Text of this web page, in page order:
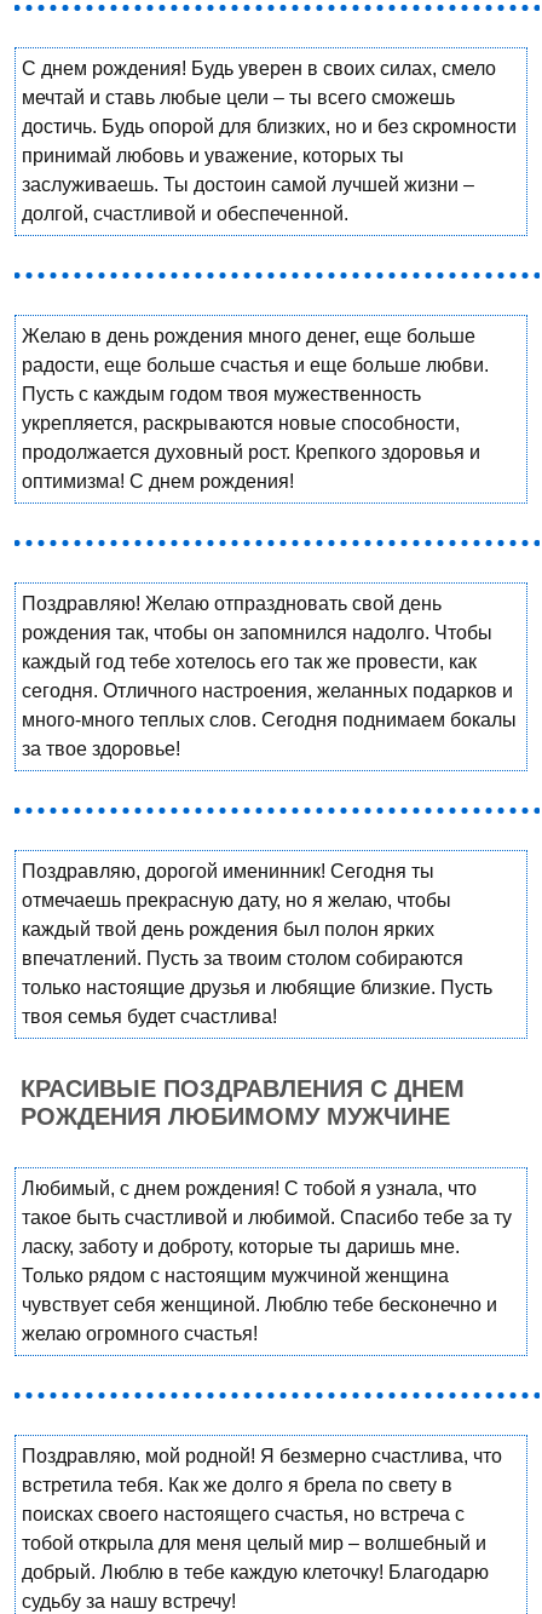
С днем рождения! Будь уверен в своих силах, смело
мечтай и ставь любые цели – ты всего сможешь
достичь. Будь опорой для близких, но и без скромности
принимай любовь и уважение, которых ты
заслуживаешь. Ты достоин самой лучшей жизни –
долгой, счастливой и обеспеченной.
Желаю в день рождения много денег, еще больше
радости, еще больше счастья и еще больше любви.
Пусть с каждым годом твоя мужественность
укрепляется, раскрываются новые способности,
продолжается духовный рост. Крепкого здоровья и
оптимизма! С днем рождения!
Поздравляю! Желаю отпраздновать свой день
рождения так, чтобы он запомнился надолго. Чтобы
каждый год тебе хотелось его так же провести, как
сегодня. Отличного настроения, желанных подарков и
много-много теплых слов. Сегодня поднимаем бокалы
за твое здоровье!
Поздравляю, дорогой именинник! Сегодня ты
отмечаешь прекрасную дату, но я желаю, чтобы
каждый твой день рождения был полон ярких
впечатлений. Пусть за твоим столом собираются
только настоящие друзья и любящие близкие. Пусть
твоя семья будет счастлива!
КРАСИВЫЕ ПОЗДРАВЛЕНИЯ С ДНЕМ
РОЖДЕНИЯ ЛЮБИМОМУ МУЖЧИНЕ
Любимый, с днем рождения! С тобой я узнала, что
такое быть счастливой и любимой. Спасибо тебе за ту
ласку, заботу и доброту, которые ты даришь мне.
Только рядом с настоящим мужчиной женщина
чувствует себя женщиной. Люблю тебе бесконечно и
желаю огромного счастья!
Поздравляю, мой родной! Я безмерно счастлива, что
встретила тебя. Как же долго я брела по свету в
поисках своего настоящего счастья, но встреча с
тобой открыла для меня целый мир – волшебный и
добрый. Люблю в тебе каждую клеточку! Благодарю
судьбу за нашу встречу!